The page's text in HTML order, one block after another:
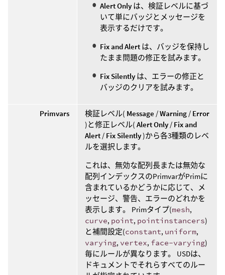
Alert Only は、検証レベルに基づ
いて単にバッジとメッセージを
表示するだけです。
Fix and Alert は、バッジを保持し
たまま問題の修正を試みます。
Fix Silently は、エラーの修正と
バッジのクリアを試みます。
Primvars 検証レベル( Message /Warning / Error
)と修正レベル( Alert Only / Fix and
Alert / Fix Silently)から各3種類のレベ
ルを選択します。
これは、無効な配列長または無効な
配列インデックスのPrimvarがPrimに
含まれているかどうかに応じて、メ
ッセージ、警告、エラーのどれかを
表示します。 Primタイプ(mesh,
curve, point, pointinstancers)
と補間設定(constant, uniform,
varying, vertex, face-varying)
毎にルールが異なります。 USDは、
ドキュメントでそれらすべてのルー